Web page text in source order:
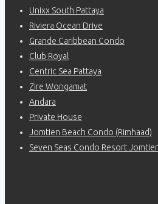
Unixx South Pattaya
Riviera Ocean Drive
Grande Caribbean Condo
Club Royal
Centric Sea Pattaya
Zire Wongamat
Andara
Private House
Jomtien Beach Condo (Rimhaad)
Seven Seas Condo Resort